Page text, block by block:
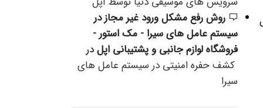
روش رفع مشکل ورود غیر مجاز در
سیستم عامل های سیرا - مک استور -
فروشگاه لوازم جانبی و پشتیبانی اپلدر
کشف حفره امنیتی در سیستم عامل های
سیرا